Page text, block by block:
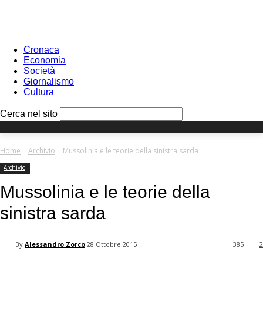
Cronaca
Economia
Società
Giornalismo
Cultura
your password
Recover your password
Cerca nel sito
Home Archivio Mussolinia e le teorie della sinistra sarda
Archivio
Mussolinia e le teorie della
sinistra sarda
By Alessandro Zorco 28 Ottobre 2015 2
385